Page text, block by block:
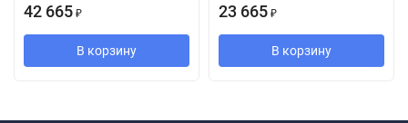
42 665 ₽
В корзину
23 665 ₽
В корзину